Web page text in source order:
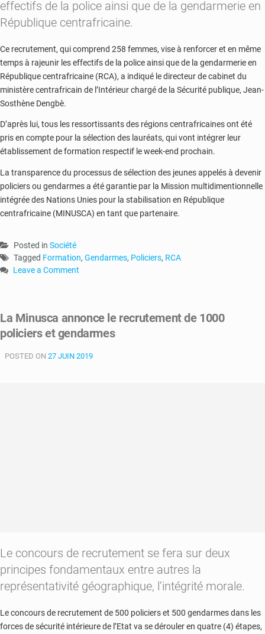
effectifs de la police ainsi que de la gendarmerie en
République centrafricaine.
Ce recrutement, qui comprend 258 femmes, vise à renforcer et en même
temps à rajeunir les effectifs de la police ainsi que de la gendarmerie en
République centrafricaine (RCA), a indiqué le directeur de cabinet du
ministère centrafricain de l’Intérieur chargé de la Sécurité publique, Jean-
Sosthène Dengbè.
D’après lui, tous les ressortissants des régions centrafricaines ont été
pris en compte pour la sélection des lauréats, qui vont intégrer leur
établissement de formation respectif le week-end prochain.
La transparence du processus de sélection des jeunes appelés à devenir
policiers ou gendarmes a été garantie par la Mission multidimentionnelle
intégrée des Nations Unies pour la stabilisation en République
centrafricaine (MINUSCA) en tant que partenaire.
Posted in Société
Tagged Formation, Gendarmes, Policiers, RCA
Leave a Comment
vers
la
de
La Minusca annonce le recrutement de 1000
policiers et gendarmes
POSTED ON 27 JUIN 2019
Le concours de recrutement se fera sur deux
principes fondamentaux entre autres la
représentativité géographique, l’intégrité morale.
Le concours de recrutement de 500 policiers et 500 gendarmes dans les
forces de sécurité intérieure de l’Etat va se dérouler en quatre (4) étapes,